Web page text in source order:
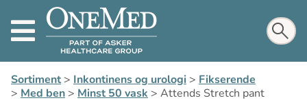
Sortiment> Inkontinens og urologi> Fikserende
> Med ben> Minst 50 vask > Attends Stretch pant